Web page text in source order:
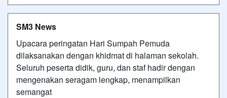
SM3 News
Upacara peringatan Hari Sumpah Pemuda
dilaksanakan dengan khidmat di halaman sekolah.
Seluruh peserta didik, guru, dan staf hadir dengan
mengenakan seragam lengkap, menampilkan
semangat